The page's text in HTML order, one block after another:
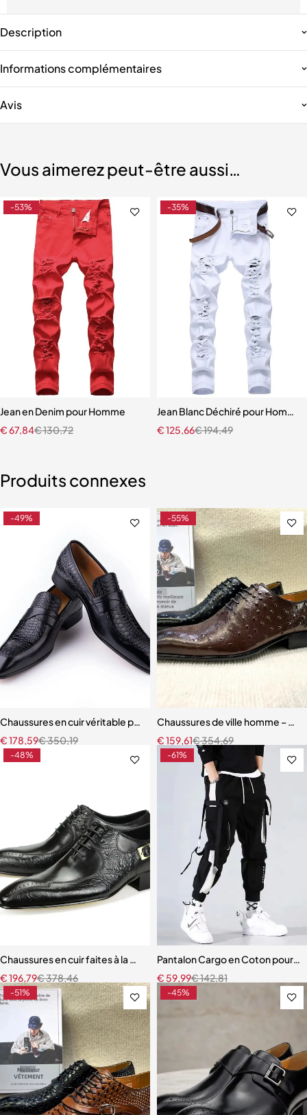
Description
Informations complémentaires
Avis
Vous aimerez peut-être aussi…
-53%
Jean en Denim pour Homme
€130,72
€67,84
-35%
Jean Blanc Déchiré pour Homme
€194,49
€125,66
Produits connexes
-49%
Chaussures en cuir véritable pour hommes pour soirée d'affaires
€350,19
€178,59
-55%
Chaussures de ville homme –
€354,69
€159,61
-48%
Chaussures en cuir faites à la main pour hommes chaussures
€378,46
€196,79
-61%
Pantalon Cargo en Coton pour
€142,81
€ 59,99
-51% -45%